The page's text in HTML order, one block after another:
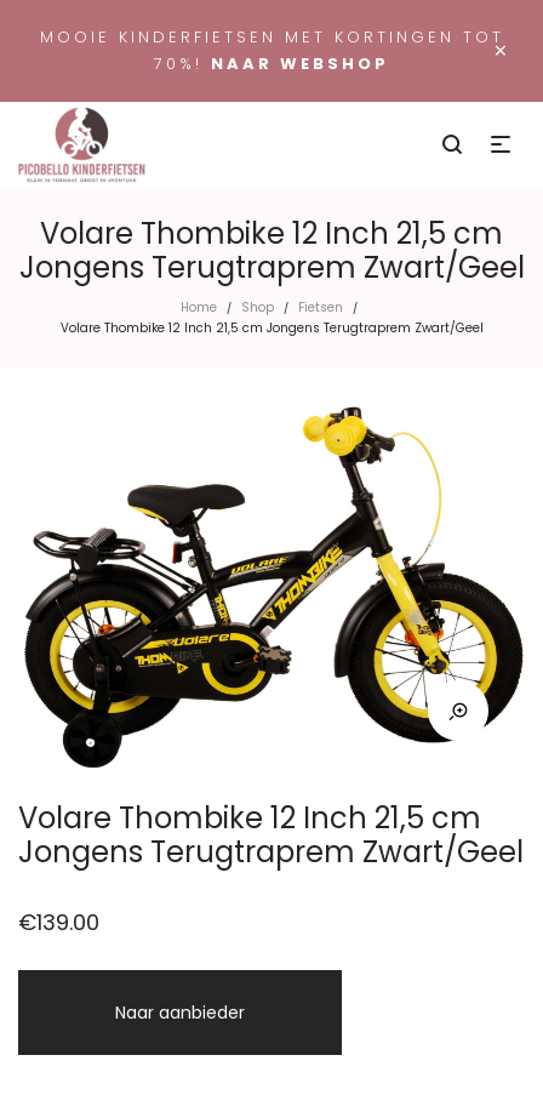
×
MOOIE KINDERFIETSEN MET KORTINGEN TOT
70%! NAAR WEBSHOP
Volare Thombike 12 Inch 21,5 cm
Jongens Terugtraprem Zwart/Geel
Home / Shop / Fietsen /
Volare Thombike 12 Inch 21,5 cm Jongens Terugtraprem Zwart/Geel
Volare Thombike 12 Inch 21,5 cm
Jongens Terugtraprem Zwart/Geel
€139.00
Naar aanbieder